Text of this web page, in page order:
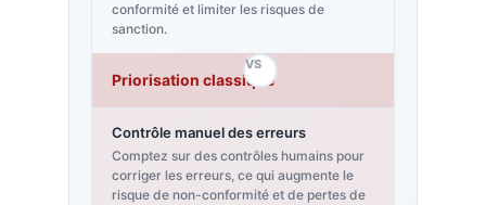
conformité et limiter les risques de
sanction.
VS
Priorisation classique
Contrôle manuel des erreurs
Comptez sur des contrôles humains pour
corriger les erreurs, ce qui augmente le
risque de non-conformité et de pertes de